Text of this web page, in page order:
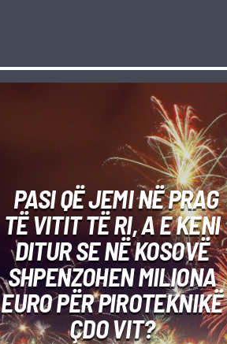
PASI QË JEMI NË PRAG
TË VITIT TË RI, A E KENI
DITUR SE NË KOSOVË
SHPENZOHEN MILIONA
EURO PËR PIROTEKNIKË
ÇDO VIT?